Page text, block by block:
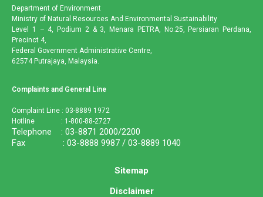
Department of Environment
Ministry of Natural Resources And Environmental Sustainability
Level 1 – 4, Podium 2 & 3, Menara PETRA, No.25, Persiaran Perdana,
Precinct 4,
Federal Government Administrative Centre,
62574 Putrajaya, Malaysia.
Complaints and General Line
Complaint Line : 03-8889 1972
Hotline : 1-800-88-2727
Telephone : 03-8871 2000/2200
Fax : 03-8888 9987 / 03-8889 1040
Sitemap
Disclaimer